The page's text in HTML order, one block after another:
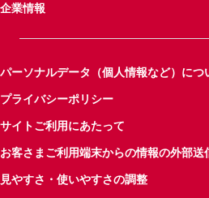
企業情報
パーソナルデータ（個人情報など）につ
プライバシーポリシー
サイトご利用にあたって
お客さまご利用端末からの情報の外部送
見やすさ・使いやすさの調整